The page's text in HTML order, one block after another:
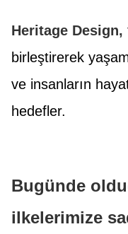
Heritage Design,
birleştirerek
ve insanların
hedefler.
Bugünde
ilkelerimize